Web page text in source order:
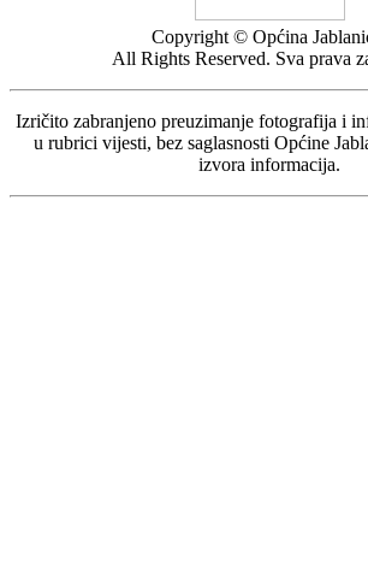
Copyright © Općina
All Rights Reserved. Sva prava
Izričito zabranjeno preuzimanje fotografija i
u rubrici vijesti, bez saglasnosti Općine
izvora informacija.